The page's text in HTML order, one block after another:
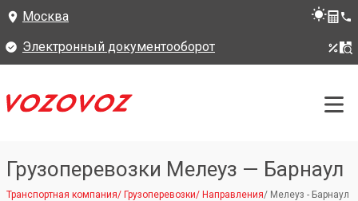
Москва
Электронный документооборот
Грузоперевозки Мелеуз — Барнаул
Транспортная компания/ Грузоперевозки/ Направления/ Мелеуз - Барнаул